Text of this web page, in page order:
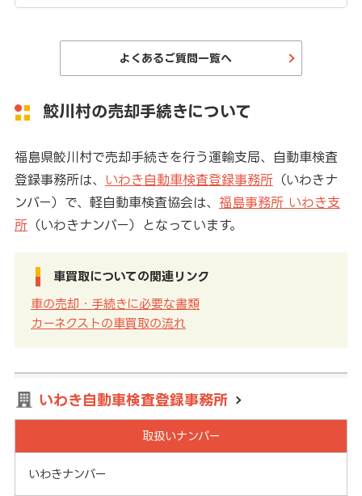
よくあるご質問一覧へ
鮫川村の売却手続きについて
福島県鮫川村で売却手続きを行う運輸支局、自動車検査
登録事務所は、 いわき自動車検査登録事務所（いわきナ
ンバー）で、軽自動車検査協会は、 福島事務所 いわき支
所（いわきナンバー）となっています。
車買取についての関連リンク
車の売却・手続きに必要な書類
カーネクストの車買取の流れ
いわき自動車検査登録事務所
取扱いナンバー
いわきナンバー